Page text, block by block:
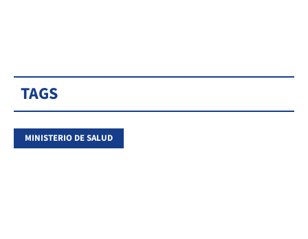
TAGS
MINISTERIO DE SALUD